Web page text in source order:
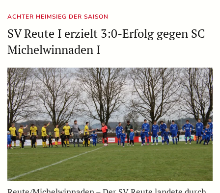
ACHTER HEIMSIEG DER SAISON
SV Reute I erzielt 3:0-Erfolg gegen SC
Michelwinnaden I